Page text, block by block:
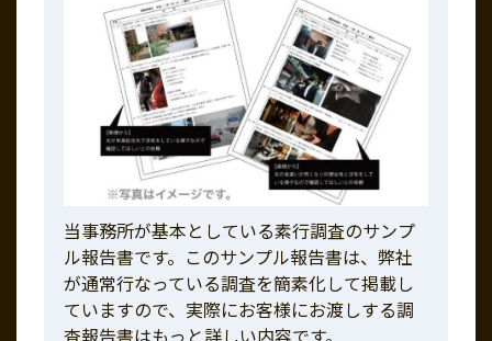
当事務所が基本としている素行調査のサンプ
ル報告書です。このサンプル報告書は、弊社
が通常行なっている調査を簡素化して掲載し
ていますので、実際にお客様にお渡しする調
査報告書はもっと詳しい内容です。